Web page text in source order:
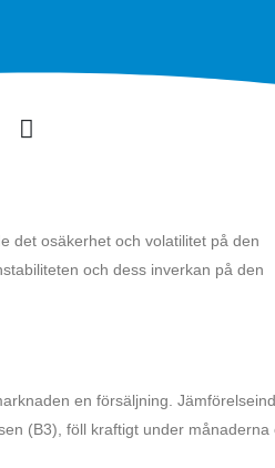
det osäkerhet och volatilitet på den
och dess inverkan på den
en försäljning.
(B3), föll kraftigt under månaderna